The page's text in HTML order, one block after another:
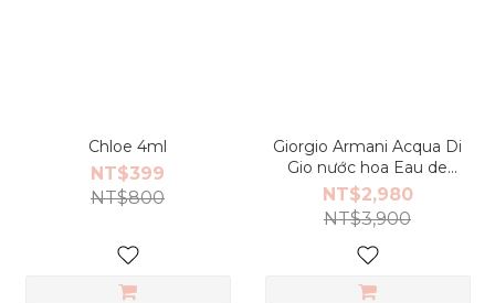
Chloe 4ml
NT$399
NT$800
Giorgio Armani Acqua Di
Gio nước hoa Eau de
Toilette Spray 100ml
NT$2,980
NT$3,900